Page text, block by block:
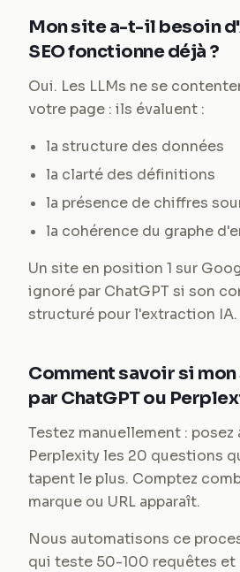
Mon site a-t-il besoin
SEO fonctionne déjà ?
Oui. Les LLMs ne se
votre page : ils évaluent :
la structure des données
la clarté des définitions
la présence de chiffres
la cohérence du graphe
Un site en position 1 sur
ignoré par ChatGPT si son
structuré pour l'extraction IA.
Comment savoir si
par ChatGPT ou
Testez manuellement : posez
Perplexity les 20 questions
tapent le plus. Comptez
marque ou URL apparaît.
Nous automatisons ce
qui teste 50-100 requêtes